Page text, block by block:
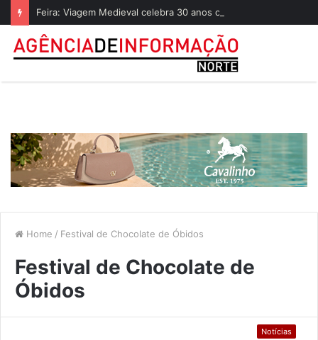
Home / Festival de Chocolate de Óbidos
Festival de Chocolate de
Óbidos
Notícias